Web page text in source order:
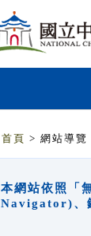
首頁 > 網站導覽
本網站依照「
Navigator)、